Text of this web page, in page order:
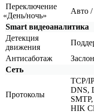
Переключение
«День/ночь»
Авто
Smart видеоаналитика
Детекция
движения
Антисаботаж
Сеть
Протоколы
TCP/
DNS,
HIK